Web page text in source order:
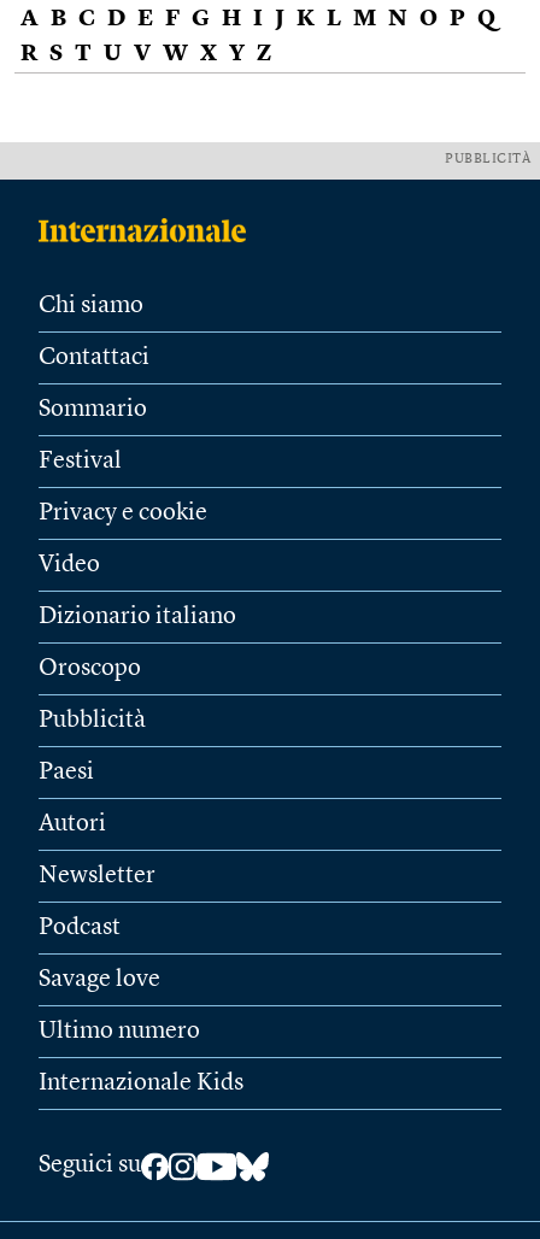
A B C D E F G H I J K L M N O P Q
R S T U V W X Y Z
PUBBLICITÀ
Chi siamo
Contattaci
Sommario
Festival
Privacy e cookie
Video
Dizionario italiano
Oroscopo
Pubblicità
Paesi
Autori
Newsletter
Podcast
Savage love
Ultimo numero
Internazionale Kids
Seguici su